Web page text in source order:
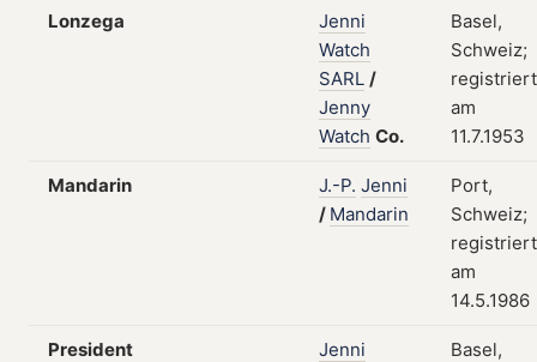
Lonzega
Jenni
Watch
SARL /
Jenny
Watch Co.
Basel,
Schweiz;
registriert
am
11.7.1953
Mandarin J.-P. Jenni
/ Mandarin
Port,
Schweiz;
registriert
am
14.5.1986
President
Jenni
Basel,